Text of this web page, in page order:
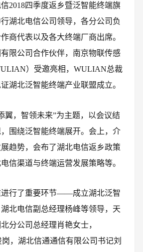
2018四季度返乡暨泛智能终端旗
湖北电信公司领导，各分公司负
商代表以及各大终端厂商出席。
限公司合作伙伴，南京物联传感
）受邀亮相，WULIAN总裁
湖北泛智能终端产业联盟成立。
翼，智领未来”为主题，以会议结
围绕泛智能终端展开。会上，介
趋势，会布了湖北电信返乡政策
信渠道与终端运营发展策略等。
进行了重要环节——成立湖北泛智
北电信副总经理杨峰等领导，天
分公司总经理肖艳女士，
，湖北信通通信有限公司书记刘